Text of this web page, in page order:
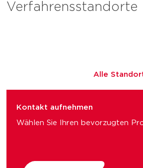
Verfahrensstandorte
Kontakt aufnehmen
Wählen Sie Ihren bevorzugten
Alle